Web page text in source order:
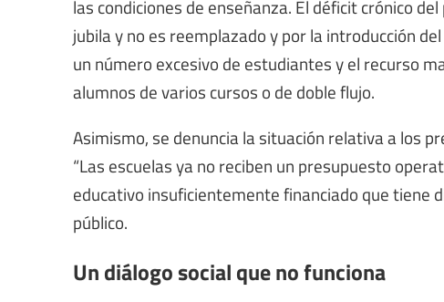
las condiciones de enseñanza. El déficit crónico
jubila y no es reemplazado y por la introducción
un número excesivo de estudiantes y el recurso
alumnos de varios cursos o de doble flujo.
Asimismo, se denuncia la situación relativa a los
“Las escuelas ya no reciben un presupuesto
educativo insuficientemente financiado que tiene
público.
Un diálogo social que no funciona